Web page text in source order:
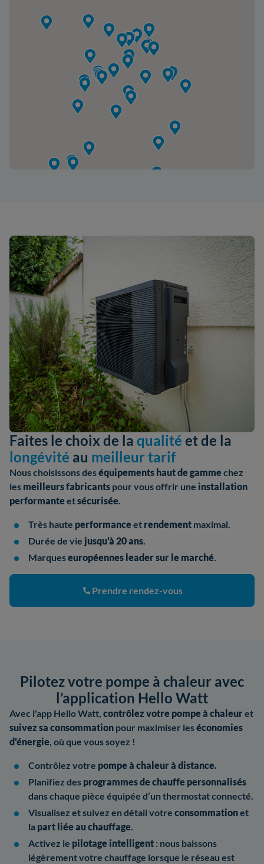
Faites le choix de la qualité et de la
longévité au meilleur tarif
Nous choisissons deséquipements haut de gamme chez
les meilleurs fabricants pour vous offrir une installation
performante etsécurisée.
Très haute performance et rendement maximal.
Durée de vie jusqu'à 20 ans.
Marqueseuropéennes leader sur le marché.
Prendre rendez-vous
Pilotez votre pompe à chaleur avec
l’application Hello Watt
Avec l'app Hello Watt, contrôlez votre pompe à chaleuret
suivez sa consommation pour maximiser leséconomies
d'énergie, où que vous soyez !
Contrôlez votre pompe à chaleur à distance.
Planifiez des programmes de chauffe personnalisés
dans chaque pièce équipée d’un thermostat connecté.
Visualisez et suivez en détail votre consommationet
la part liée au chauffage.
Activez le pilotage intelligent : nous baissons
légèrement votre chauffage lorsque le réseau est